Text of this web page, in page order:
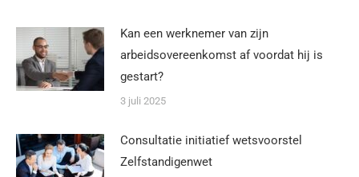
Kan een werknemer van zijn
arbeidsovereenkomst af voordat hij is
gestart?
3 juli 2025
Consultatie initiatief wetsvoorstel
Zelfstandigenwet